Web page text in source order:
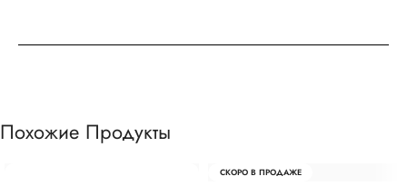
Похожие Продукты
СКОРО В ПРОДАЖЕ